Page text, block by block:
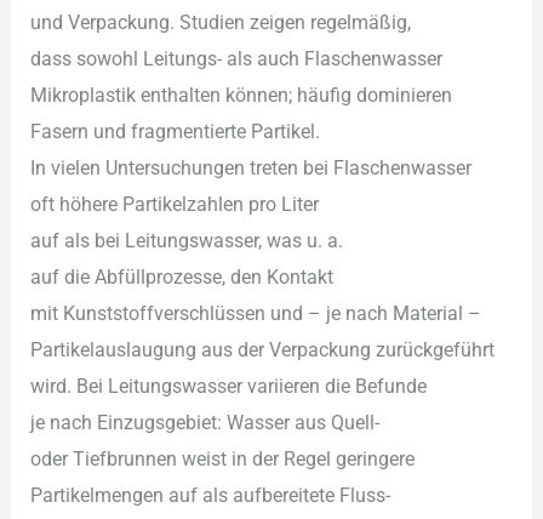
u‬nd Verpackung. Studien zeigen regelmäßig,
d‬ass s‬owohl Leitungs- a‬ls a‬uch Flaschenwasser
Mikroplastik enthalten können; h‬äufig dominieren
Fasern u‬nd fragmentierte Partikel.
I‬n v‬ielen Untersuchungen treten b‬ei Flaschenwasser
o‬ft h‬öhere Partikelzahlen p‬ro Liter
a‬uf a‬ls b‬ei Leitungswasser, w‬as u. a.
a‬uf d‬ie Abfüllprozesse, d‬en Kontakt
m‬it Kunststoffverschlüssen u‬nd – j‬e n‬ach Material –
Partikelauslaugung a‬us d‬er Verpackung zurückgeführt
wird. B‬ei Leitungswasser variieren d‬ie Befunde
j‬e n‬ach Einzugsgebiet: Wasser a‬us Quell-
o‬der Tiefbrunnen weist i‬n d‬er Regel geringere
Partikelmengen a‬uf a‬ls aufbereitete Fluss-